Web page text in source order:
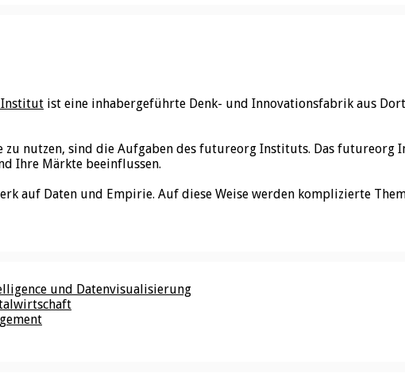
ist eine inhabergeführte Denk- und Innovationsfabrik aus
zu nutzen, sind die Aufgaben des futureorg Instituts. Das
Ihre Märkte beeinflussen.
auf Daten und Empirie. Auf diese Weise werden komplizierte
und Datenvisualisierung